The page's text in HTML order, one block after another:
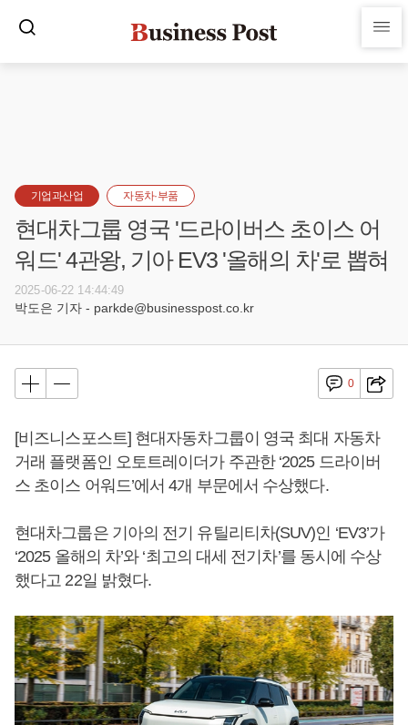
기업과산업 자동차·부품
현대차그룹 영국 '드라이버스 초이스 어
워드' 4관왕, 기아 EV3 '올해의 차'로 뽑혀
2025-06-22 14:44:49
박도은 기자 - parkde@businesspost.co.kr
0
[비즈니스포스트] 현대자동차그룹이 영국 최대 자동차
거래 플랫폼인 오토트레이더가 주관한 ‘2025 드라이버
스 초이스 어워드’에서 4개 부문에서 수상했다.
현대차그룹은 기아의 전기 유틸리티차(SUV)인 ‘EV3’가
‘2025 올해의 차’와 ‘최고의 대세 전기차’를 동시에 수상
했다고 22일 밝혔다.